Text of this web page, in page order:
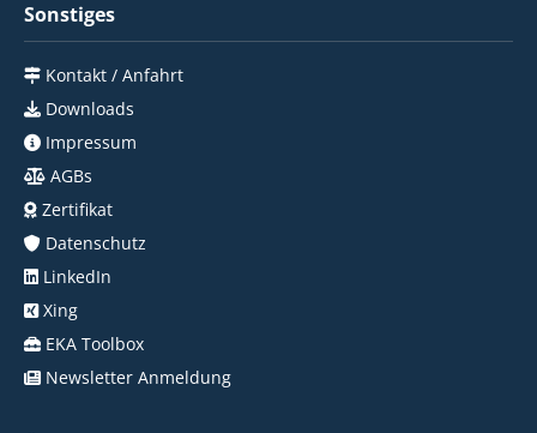
Sonstiges
Kontakt / Anfahrt
Downloads
Impressum
AGBs
Zertifikat
Datenschutz
LinkedIn
Xing
EKA Toolbox
Newsletter Anmeldung